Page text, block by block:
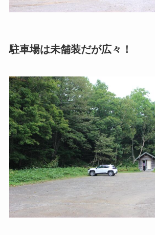
駐車場は未舗装だが広々！